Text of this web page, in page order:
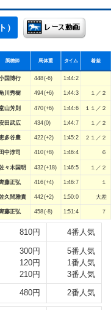
）
調教師 馬体重 タイム 着差
国博行 448(-6) 1:44:2
川秀樹 494(+6) 1:44:3 １／２
山芳則 470(+6) 1:44:6 １１／２
田武広 434(0) 1:44:7 １／２
多谷豊 422(+2) 1:45:2 ２１／２
田中淳司 410(+8) 1:46:4 ６
々木国明 432(+18) 1:46:5 １／２
藤正弘 416(+4) 1:46:7 １
久間雅貴 442(+2) 1:50:0 大差
藤正弘 458(-8) 1:51:4 ７
810円 4番人気
300円
120円
210円
5番人気
1番人気
3番人気
480円 2番人気